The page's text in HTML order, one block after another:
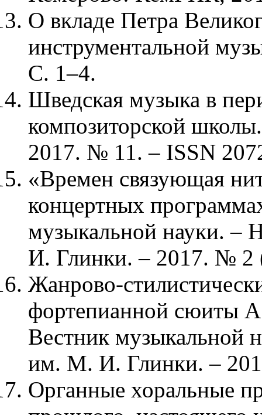
О вкладе Петра
инструментальной
С. 1–4.
Шведская музыка в
композиторской
2017. № 11. – ISSN
«Времен связующая
концертных
музыкальной науки. –
И. Глинки. – 2017. № 2
Жанрово-
фортепианной сюиты
Вестник музыкальной
им. М. И. Глинки. –
Органные хоральные